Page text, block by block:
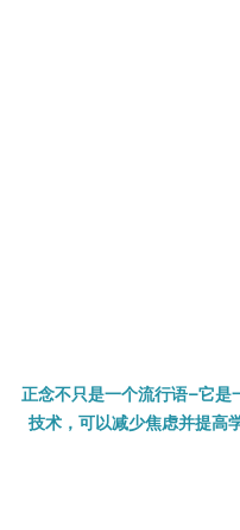
正念不只是一个流行语–它是
技术，可以减少焦虑并提高